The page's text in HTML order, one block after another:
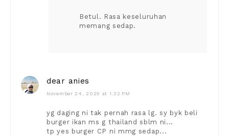
Betul. Rasa keseluruhan
memang sedap.
dear anies
November 24, 2025 at 1:32 PM
yg daging ni tak pernah rasa lg. sy byk beli
burger ikan ms g thailand sblm ni...
tp yes burger CP ni mmg sedap...